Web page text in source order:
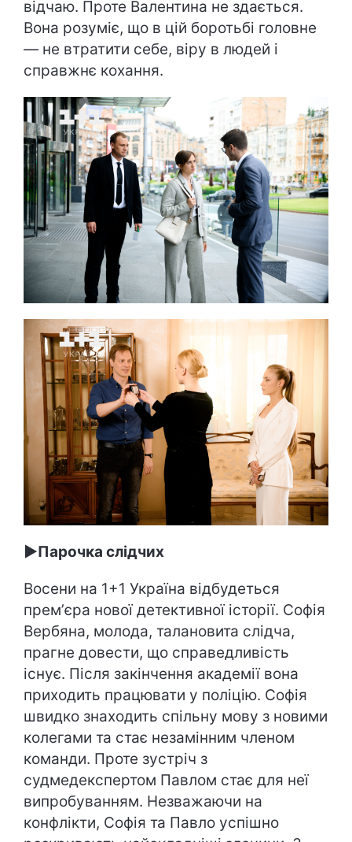
відчаю. Проте Валентина не здається.
Вона розуміє, що в цій боротьбі головне
— не втратити себе, віру в людей і
справжнє кохання.
►Парочка слідчих
Восени на 1+1 Україна відбудеться
премʼєра нової детективної історії. Софія
Вербяна, молода, талановита слідча,
прагне довести, що справедливість
існує. Після закінчення академії вона
приходить працювати у поліцію. Софія
швидко знаходить спільну мову з новими
колегами та стає незамінним членом
команди. Проте зустріч з
судмедекспертом Павлом стає для неї
випробуванням. Незважаючи на
конфлікти, Софія та Павло успішно